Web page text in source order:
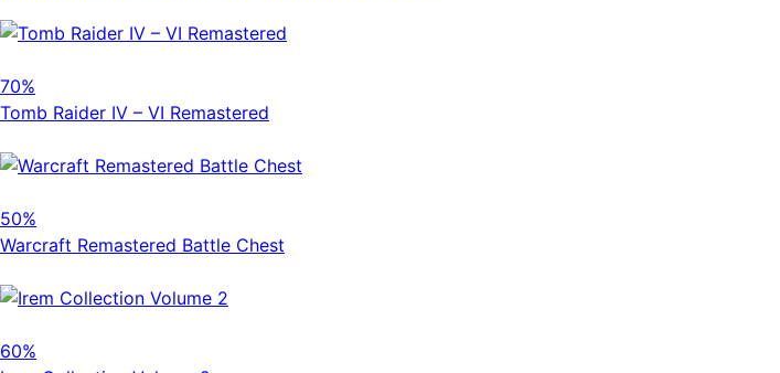
70%
Tomb Raider IV – VI Remastered
50%
Warcraft Remastered Battle Chest
60%